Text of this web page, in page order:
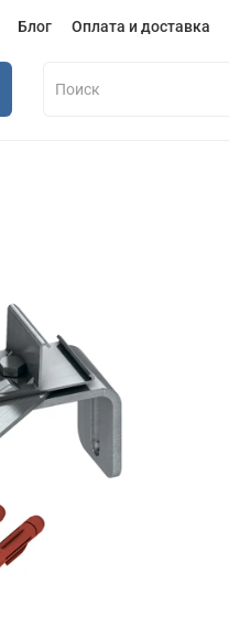
Блог Оплата и доставка